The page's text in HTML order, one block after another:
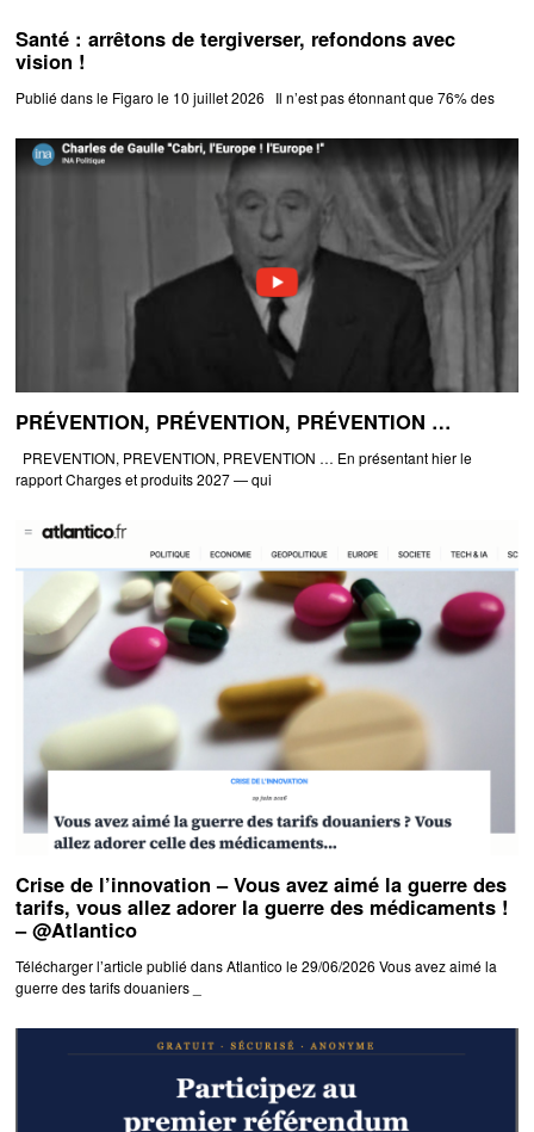
Santé : arrêtons de tergiverser, refondons avec
vision !
Publié dans le Figaro le 10 juillet 2026 Il n’est pas étonnant que 76% des
PRÉVENTION, PRÉVENTION, PRÉVENTION …
PREVENTION, PREVENTION, PREVENTION … En présentant hier le
rapport Charges et produits 2027 — qui
Crise de l’innovation – Vous avez aimé la guerre des
tarifs, vous allez adorer la guerre des médicaments !
– @Atlantico
Télécharger l’article publié dans Atlantico le 29/06/2026 Vous avez aimé la
guerre des tarifs douaniers _